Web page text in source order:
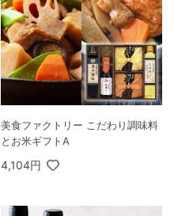
美食ファクトリー こだわり調味料
とお米ギフトA
4,104円